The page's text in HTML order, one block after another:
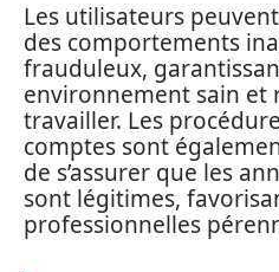
Les utilisateurs
des comportements
frauduleux,
environnement sain et
travailler. Les
comptes sont
de s’assurer que les
sont légitimes,
professionnelles